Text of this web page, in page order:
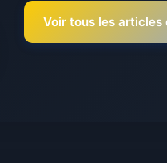
Voir tous les articles